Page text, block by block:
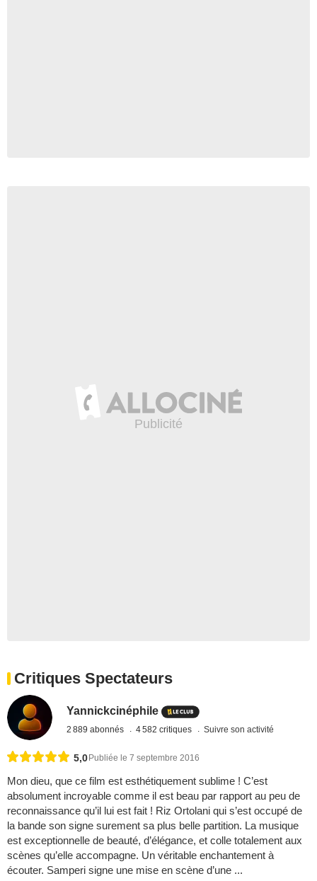
Critiques Spectateurs
Yannickcinéphile
2 889 abonnés 4 582 critiques Suivre son activité
5,0 Publiée le 7 septembre 2016
Mon dieu, que ce film est esthétiquement sublime ! C’est
absolument incroyable comme il est beau par rapport au peu de
reconnaissance qu’il lui est fait ! Riz Ortolani qui s’est occupé de
la bande son signe surement sa plus belle partition. La musique
est exceptionnelle de beauté, d’élégance, et colle totalement aux
scènes qu’elle accompagne. Un véritable enchantement à
écouter. Samperi signe une mise en scène d’une ...